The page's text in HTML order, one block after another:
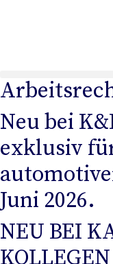
Neu bei
exklusiv
Juni 2026.
NEU BEI